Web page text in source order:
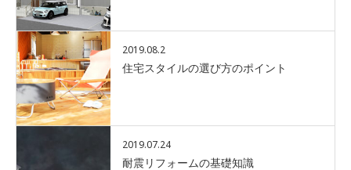
2019.08.2
住宅スタイルの選び方のポイント
2019.07.24
耐震リフォームの基礎知識